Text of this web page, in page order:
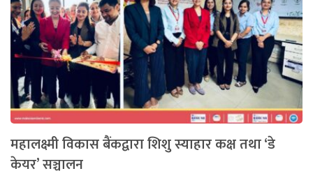
महालक्ष्मी विकास बैंकद्वारा शिशु स्याहार कक्ष तथा ‘डे
केयर’ सञ्चालन